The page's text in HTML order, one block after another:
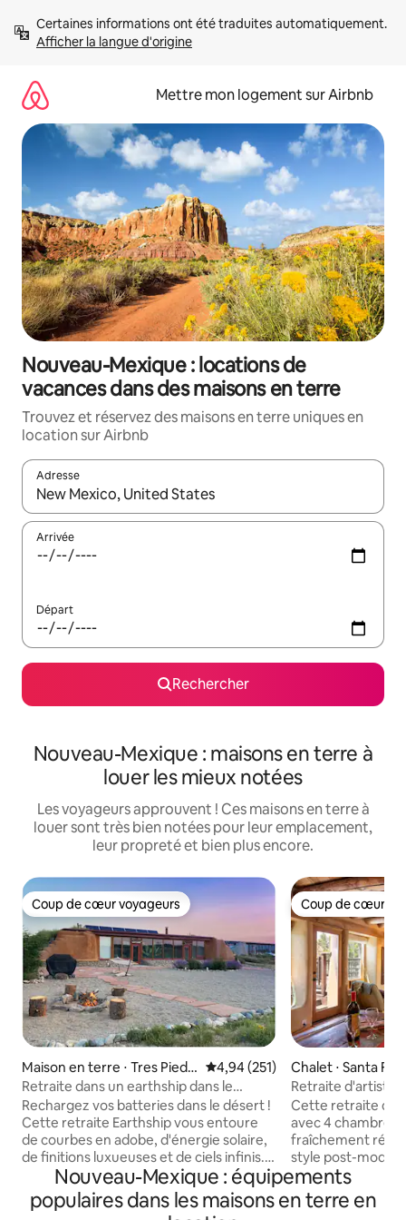
directement
Afficher la langue d'origine
Mettre mon logement sur Airbnb
Nouveau-Mexique : locations de
vacances dans des maisons en terre
Trouvez et réservez des maisons en terre uniques en
location sur Airbnb
Adresse
Lorsque les résultats s'affichent, utilisez les flèches vers le
Arrivée
Départ
Rechercher
Nouveau-Mexique : maisons en terre à
louer les mieux notées
Les voyageurs approuvent ! Ces maisons en terre à
louer sont très bien notées pour leur emplacement,
leur propreté et bien plus encore.
Coup de cœur voyageurs
Coup de cœur voyageurs
Maison en terre ⋅ Tres Piedr
as
Évaluation moyenne sur la
4,94 (251)
Retraite dans un earthship dans le
désert : confort et autonomie
Rechargez vos batteries dans le désert !
Cette retraite Earthship vous entoure
de courbes en adobe, d'énergie solaire,
de finitions luxueuses et de ciels infinis.
Réveillez-vous avec une vue tranquille
sur le lever du soleil + Terminez votre
journée avec une incroyable observation
Coup de cœur
Coup de cœur
Chalet ⋅ Santa Fe
Retraite d'artiste
Road - 8
Cette retraite
avec 4 chambres
fraîchement
style post-
charme
de soleil, de
d'observation
Nouveau-Mexique : équipements
populaires dans les maisons en terre en